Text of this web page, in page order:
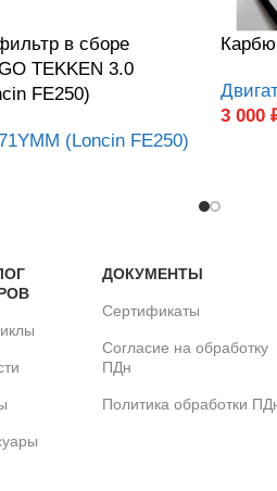
в сборе
TEKKEN 3.0
FE250)
(Loncin FE250)
3 000
ДОКУМЕНТЫ
Сертификаты
Согласие на обработку
ПДн
Политика обработки